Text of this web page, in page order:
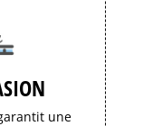
une